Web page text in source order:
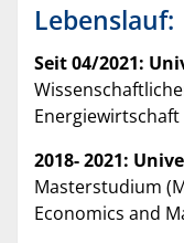
Lebenslauf:
Seit 04/2021:
Energiewirtschaft
2018- 2021:
Masterstudium
Economics and